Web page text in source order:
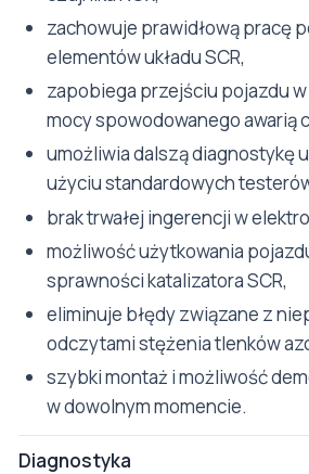
zachowuje prawidłową pracę
elementów układu SCR,
zapobiega przejściu pojazdu
mocy spowodowanego awarią
umożliwia dalszą diagnostykę
użyciu standardowych
brak trwałej ingerencji w
możliwość użytkowania
sprawności katalizatora SCR,
eliminuje błędy związane z
odczytami stężenia tlenków
szybki montaż i możliwość
w dowolnym momencie.
Diagnostyka